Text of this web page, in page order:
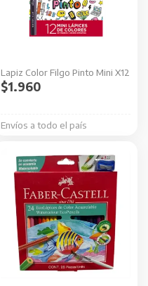
Lapiz Color Filgo Pinto Mini X12
Envíos a todo el país
$1.960